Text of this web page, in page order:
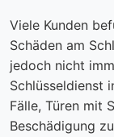
Viele Kunden
Schäden am
jedoch nicht
Schlüsseldienst
Fälle, Türen mit
Beschädigung